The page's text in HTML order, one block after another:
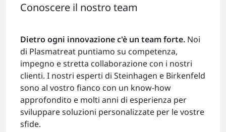
Conoscere il nostro team
Dietro ogni innovazione c'è un team forte. Noi
di Plasmatreat puntiamo su competenza,
impegno e stretta collaborazione con i nostri
clienti. I nostri esperti di Steinhagen e Birkenfeld
sono al vostro fianco con un know-how
approfondito e molti anni di esperienza per
sviluppare soluzioni personalizzate per le vostre
sfide.